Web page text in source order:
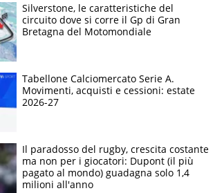
Silverstone, le caratteristiche del
circuito dove si corre il Gp di Gran
Bretagna del Motomondiale
Tabellone Calciomercato Serie A.
Movimenti, acquisti e cessioni: estate
2026-27
Il paradosso del rugby, crescita costante
ma non per i giocatori: Dupont (il più
pagato al mondo) guadagna solo 1,4
milioni all'anno